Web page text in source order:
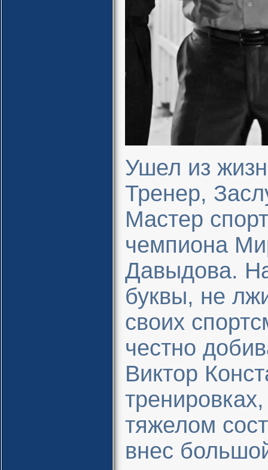
Ушел из
Тренер,
Мастер
чемпиона
Давыдова.
буквы, не
своих
честно
Виктор
тяжелом
внес